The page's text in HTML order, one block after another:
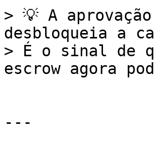
> 💡 A
desbloqueia a
> É o sinal de
escrow agora
---